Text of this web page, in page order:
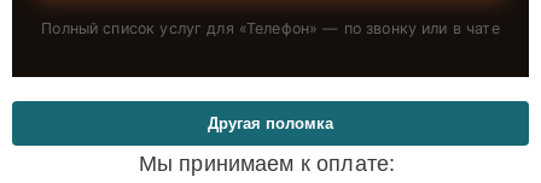
Полный список услуг для «Телефон» — по звонку или в чате
Мы принимаем к оплате:
Другая поломка